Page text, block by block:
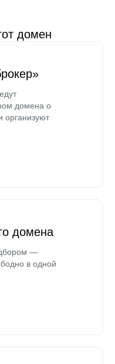
домен
домена о
организуют
домена
—
в одной